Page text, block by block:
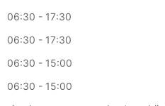
06:30 - 17:30
06:30 - 17:30
06:30 - 15:00
06:30 - 15:00